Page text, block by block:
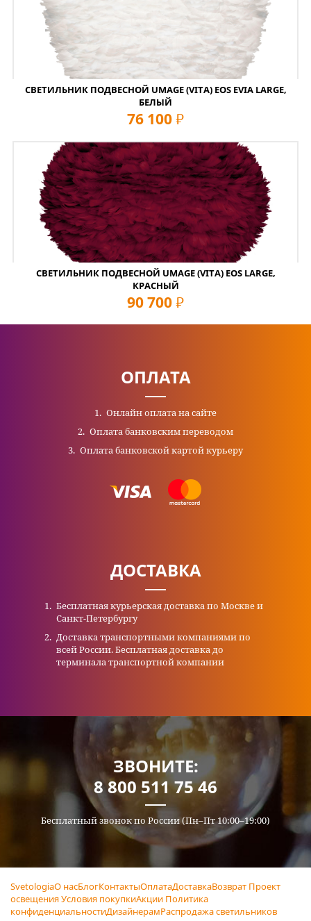
СВЕТИЛЬНИК ПОДВЕСНОЙ UMAGE (VITA) EOS EVIA LARGE,
БЕЛЫЙ
76 100 руб
СВЕТИЛЬНИК ПОДВЕСНОЙ UMAGE (VITA) EOS LARGE,
КРАСНЫЙ
90 700 руб
ОПЛАТА
Онлайн оплата на сайте
Оплата банковским переводом
Оплата банковской картой курьеру
ДОСТАВКА
Бесплатная курьерская доставка по Москве и
Санкт-Петербургу
Доставка транспортными компаниями по
всей России. Бесплатная доставка до
терминала транспортной компании
ЗВОНИТЕ:
8 800 511 75 46
Бесплатный звонок по России (Пн–Пт 10:00–19:00)
SvetologiaО насБлогКонтактыОплатаДоставкаВозврат Проект
освещенияУсловия покупкиАкции Политика
конфиденциальностиДизайнерамРаспродажа светильников